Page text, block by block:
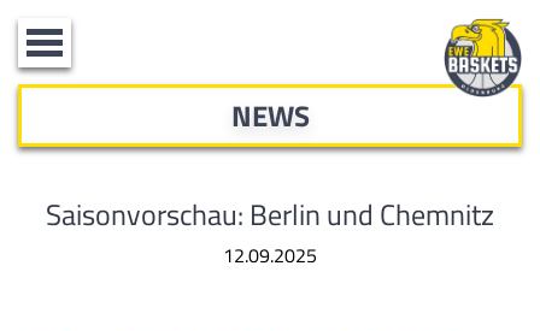
Toggle
navigation
NEWS
Saisonvorschau: Berlin und Chemnitz
12.09.2025